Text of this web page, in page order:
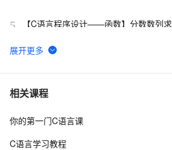
5
【C语言程序设计——函数】分数数列
6 C语言例题5：
7 C语言杂谈——静态函数
8 C语言程序设计核心详解 第二章:数据与
相关课程
你的第一门C语言课
C语言学习教程